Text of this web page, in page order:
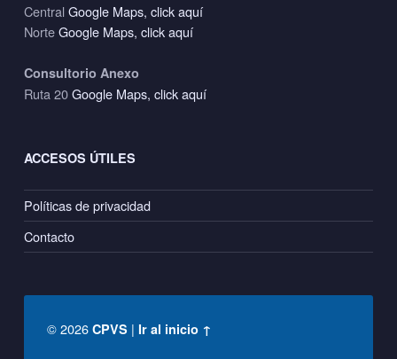
CentralGoogle Maps, click aquí
NorteGoogle Maps, click aquí
Consultorio Anexo
Ruta 20Google Maps, click aquí
ACCESOS ÚTILES
Políticas de privacidad
Contacto
© 2026 CPVS| Ir al inicio ↑